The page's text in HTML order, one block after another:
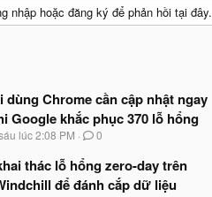
nhập hoặc đăng ký để phản hồi tại đây.
dùng Chrome cần cập nhật ngay
Google khắc phục 370 lỗ hổng
lúc 2:08 PM 0
thác lỗ hổng zero-day trên
để đánh cắp dữ liệu